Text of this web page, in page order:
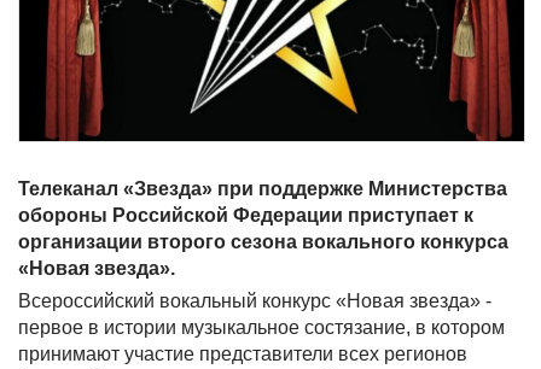
Телеканал «Звезда» при поддержке Министерства
обороны Российской Федерации приступает к
организации второго сезона вокального конкурса
«Новая звезда».
Всероссийский вокальный конкурс «Новая звезда» -
первое в истории музыкальное состязание, в котором
принимают участие представители всех регионов